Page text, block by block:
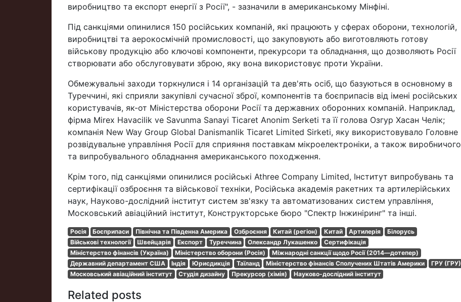
виробництво та експорт енергії з Росії", - зазначили в американському Мінфіні.
Під санкціями опинилися 150 російських компаній, які працюють у сферах оборони, технологій,
виробництві та аерокосмічній промисловості, що закуповують або виготовляють готову
військову продукцію або ключові компоненти, прекурсори та обладнання, що дозволяють Росії
створювати або обслуговувати зброю, яку вона використовує проти України.
Обмежувальні заходи торкнулися і 14 організацій та дев'ять осіб, що базуються в основному в
Туреччині, які сприяли закупівлі сучасної зброї, компонентів та боєприпасів від імені російських
користувачів, як-от Міністерства оборони Росії та державних оборонних компаній. Наприклад,
фірма Mirex Havacilik ve Savunma Sanayi Ticaret Anonim Serketi та її голова Озгур Хасан Челік;
компанія New Way Group Global Danismanlik Ticaret Limited Sirketi, яку використовувало Головне
розвідувальне управління Росії для сприяння поставкам мікроелектроніки, а також виробничого
та випробувального обладнання американського походження.
Крім того, під санкціями опинилися російські Athree Company Limited, Інститут випробувань та
сертифікації озброєння та військової техніки, Російська академія ракетних та артилерійських
наук, Науково-дослідний інститут систем зв'язку та автоматизованих систем управління,
Московський авіаційний інститут, Конструкторське бюро "Спектр Інжиніринг" та інші.
Росія Боєприпаси Північна та Південна Америка Озброєння Китай (регіон) Китай Артилерія
Білорусь
Військові технології
Швейцарія Експорт Туреччина Олександр Лукашенко
Сертифікація
Міністерство фінансів (Україна)
Міністерство оборони (Росія)
Міжнародні санкції щодо Росії (2014—дотепер)
Державний департамент США
Індія Юрисдикція Таїланд Міністерство фінансів Сполучених Штатів Америки
ГРУ (ГРУ)
Московський авіаційний інститут
Студія дизайну Прекурсор (хімія) Науково-дослідний інститут
Related posts